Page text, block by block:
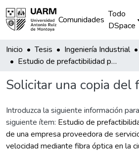
Comunidades
Todo
DSpace
Inicio Tesis Ingeniería Industrial
Estudio de prefactibilidad para la instalación de una empresa proveedora de servicios de internet de alta velocidad mediante fibra óptica en la ciudad de Arequipa, 2021
Solicitar una copia del
Introduzca la siguiente información
siguiente ítem: Estudio de
de una empresa proveedora de
velocidad mediante fibra óptica en la